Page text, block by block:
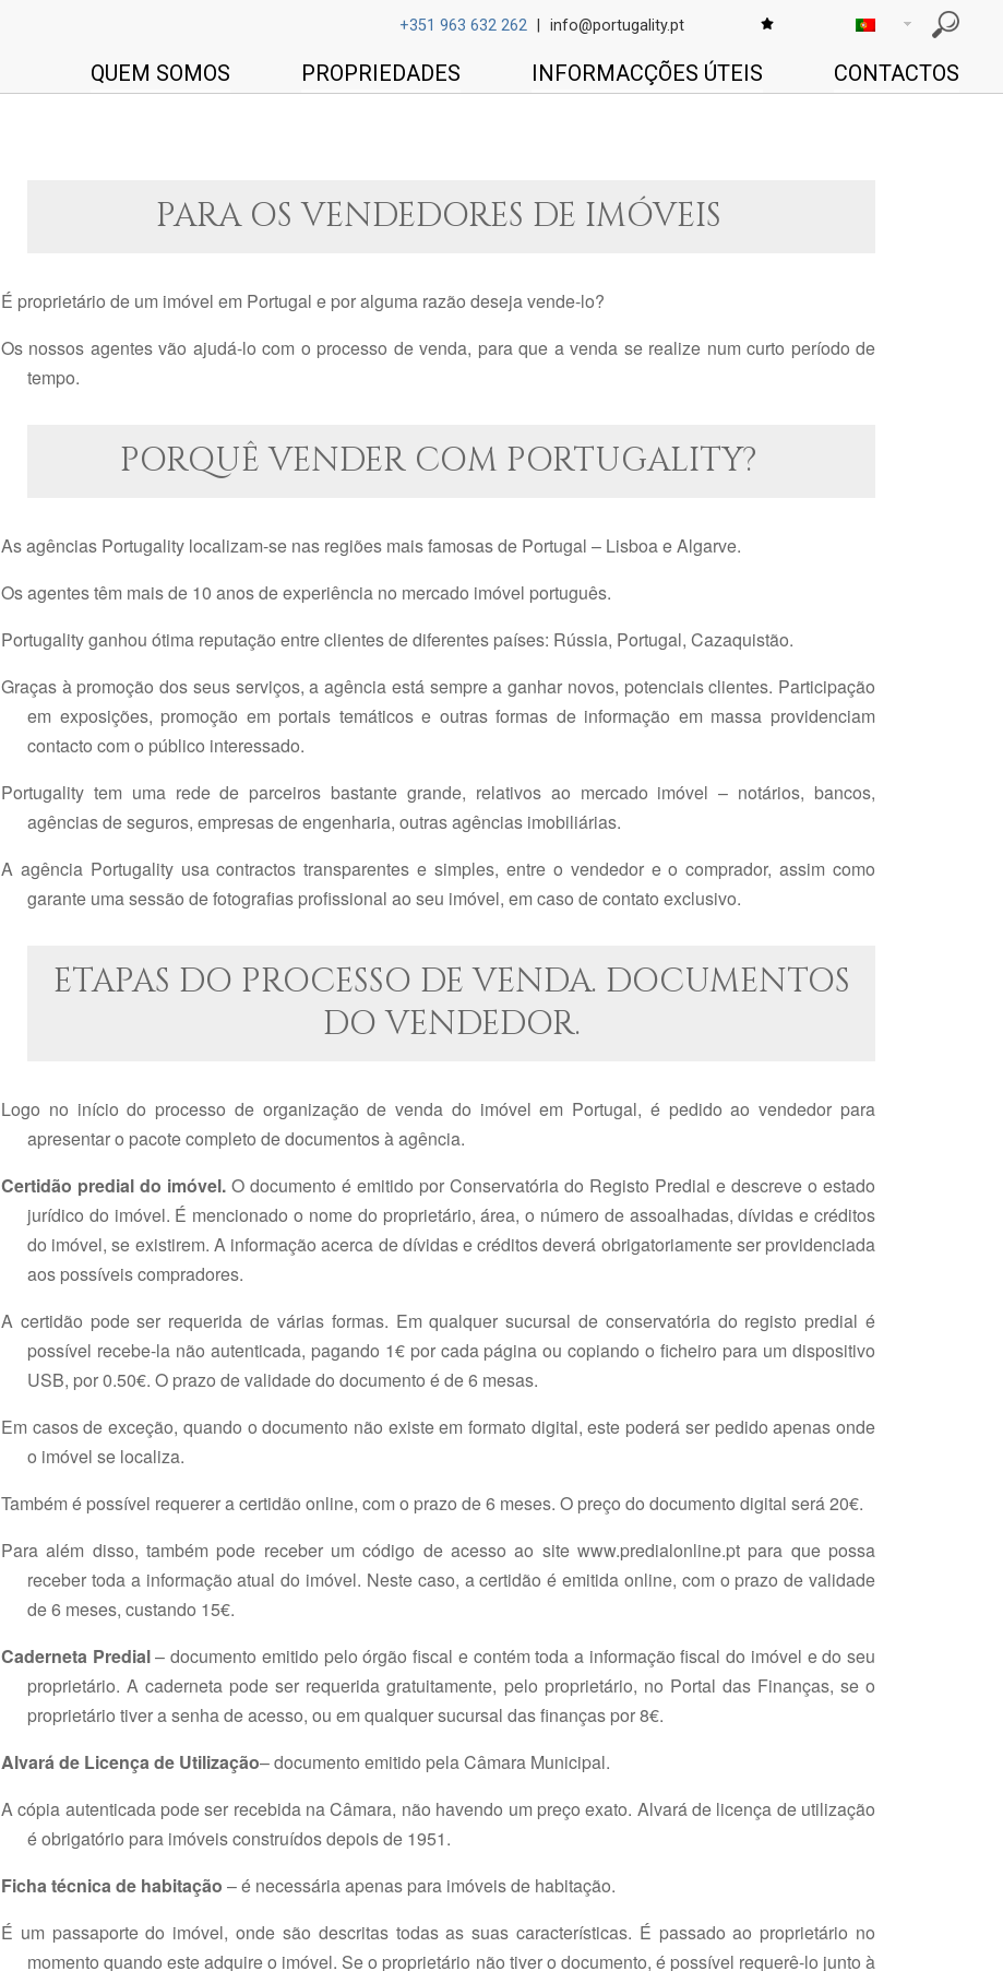
+351 963 632 262 info@portugality.pt
QUEM SOMOS PROPRIEDADES INFORMACÇÕES ÚTEIS CONTACTOS
PARA OS VENDEDORES DE IMÓVEIS
É proprietário de um imóvel em Portugal e por alguma razão deseja vende-lo?
Os nossos agentes vão ajudá-lo com o processo de venda, para que a venda se realize num curto período de
tempo.
PORQUÊ VENDER COM PORTUGALITY?
As agências Portugality localizam-se nas regiões mais famosas de Portugal – Lisboa e Algarve.
Os agentes têm mais de 10 anos de experiência no mercado imóvel português.
Portugality ganhou ótima reputação entre clientes de diferentes países: Rússia, Portugal, Cazaquistão.
Graças à promoção dos seus serviços, a agência está sempre a ganhar novos, potenciais clientes. Participação
em exposições, promoção em portais temáticos e outras formas de informação em massa providenciam
contacto com o público interessado.
Portugality tem uma rede de parceiros bastante grande, relativos ao mercado imóvel – notários, bancos,
agências de seguros, empresas de engenharia, outras agências imobiliárias.
A agência Portugality usa contractos transparentes e simples, entre o vendedor e o comprador, assim como
garante uma sessão de fotografias profissional ao seu imóvel, em caso de contato exclusivo.
ETAPAS DO PROCESSO DE VENDA. DOCUMENTOS
DO VENDEDOR.
Logo no início do processo de organização de venda do imóvel em Portugal, é pedido ao vendedor para
apresentar o pacote completo de documentos à agência.
Certidão predial do imóvel. O documento é emitido por Conservatória do Registo Predial e descreve o estado
jurídico do imóvel. É mencionado o nome do proprietário, área, o número de assoalhadas, dívidas e créditos
do imóvel, se existirem. A informação acerca de dívidas e créditos deverá obrigatoriamente ser providenciada
aos possíveis compradores.
A certidão pode ser requerida de várias formas. Em qualquer sucursal de conservatória do registo predial é
possível recebe-la não autenticada, pagando 1€ por cada página ou copiando o ficheiro para um dispositivo
USB, por 0.50€. O prazo de validade do documento é de 6 mesas.
Em casos de exceção, quando o documento não existe em formato digital, este poderá ser pedido apenas onde
o imóvel se localiza.
Também é possível requerer a certidão online, com o prazo de 6 meses. O preço do documento digital será 20€.
Para além disso, também pode receber um código de acesso ao site www.predialonline.pt para que possa
receber toda a informação atual do imóvel. Neste caso, a certidão é emitida online, com o prazo de validade
de 6 meses, custando 15€.
Caderneta Predial– documento emitido pelo órgão fiscal e contém toda a informação fiscal do imóvel e do seu
proprietário. A caderneta pode ser requerida gratuitamente, pelo proprietário, no Portal das Finanças, se o
proprietário tiver a senha de acesso, ou em qualquer sucursal das finanças por 8€.
Alvará de Licença de Utilização– documento emitido pela Câmara Municipal.
A cópia autenticada pode ser recebida na Câmara, não havendo um preço exato. Alvará de licença de utilização
é obrigatório para imóveis construídos depois de 1951.
Ficha técnica de habitação – é necessária apenas para imóveis de habitação.
É um passaporte do imóvel, onde são descritas todas as suas características. É passado ao proprietário no
momento quando este adquire o imóvel. Se o proprietário não tiver o documento, é possível requerê-lo junto à